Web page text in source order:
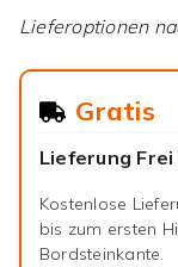
Lieferoptionen
Gratis
Lieferung
Kostenlose
bis zum ersten
Bordsteinkante.